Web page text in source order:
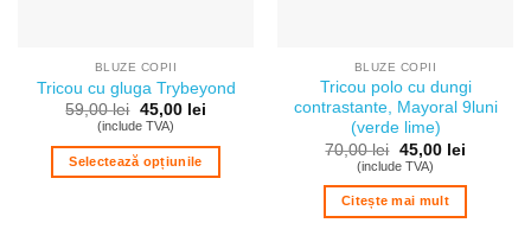
BLUZE COPII
Tricou cu gluga Trybeyond
59,00lei Prețul
inițial
fost:
59,00 lei.
45,00 leiPrețul
(include TVA)
Selectează opțiunile
BLUZE COPII
Tricou polo cu dungi
contrastante, Mayoral 9luni
(verde lime)
70,00lei Prețul
inițial
fost:
70,00 lei.
45,00 leiPrețul
(include TVA)
Citește mai mult